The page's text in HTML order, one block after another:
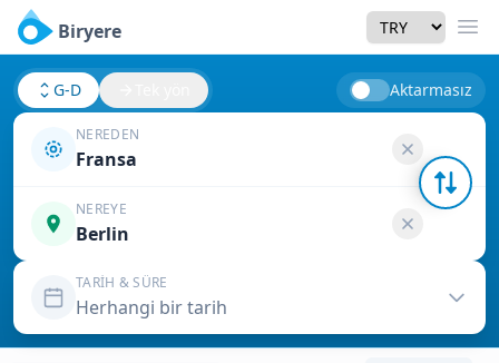
Biryere Currency
G-D Aktarmasız
NEREDEN
Fransa
NEREYE
Berlin
TARIH & SÜRE
Herhangi bir tarih